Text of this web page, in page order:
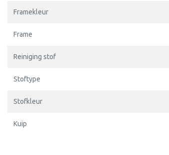
Framekleur
Frame
Reiniging stof
Stoftype
Stofkleur
Kuip